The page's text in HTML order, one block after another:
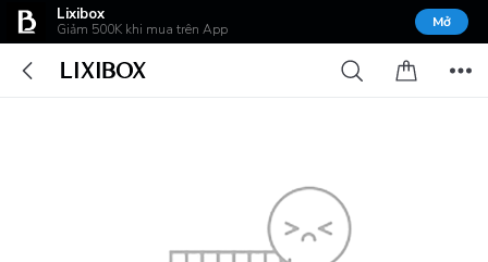
Lixibox
Giảm 500K khi mua trên App Mở